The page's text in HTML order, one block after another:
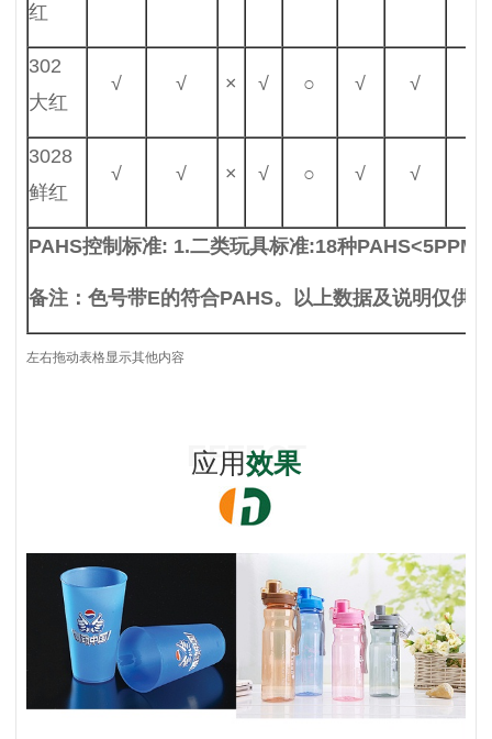
红
302
大红
√ √ × √ ○ √ √
3028
鲜红
√ √ × √ ○ √ √
PAHS控制标准: 1.二类玩具标准:18种
备注：色号带E的符合PAHS。以上数据及说明仅供
左右拖动表格显示其他内容
EFFECT
应用效果